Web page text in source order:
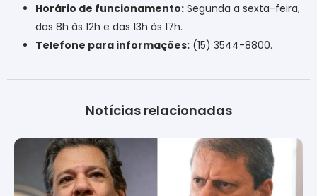
Horário de funcionamento: Segunda a sexta-feira,
das 8h às 12h e das 13h às 17h.
Telefone para informações: (15) 3544-8800.
Notícias relacionadas